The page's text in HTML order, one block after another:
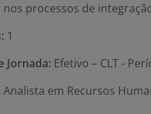
processos de
1
Jornada: Efetivo – CLT -
Analista em Recursos